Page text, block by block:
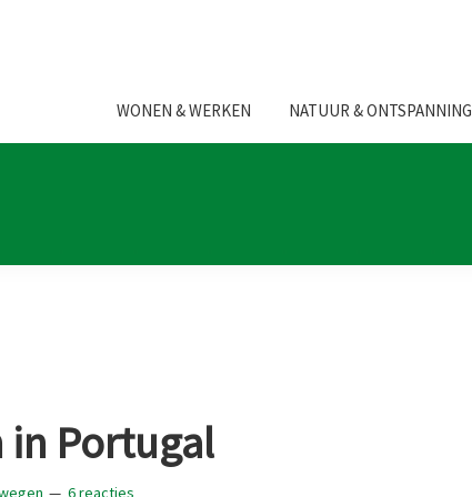
WONEN & WERKEN NATUUR & ONTSPANNING
in Portugal
6 reacties